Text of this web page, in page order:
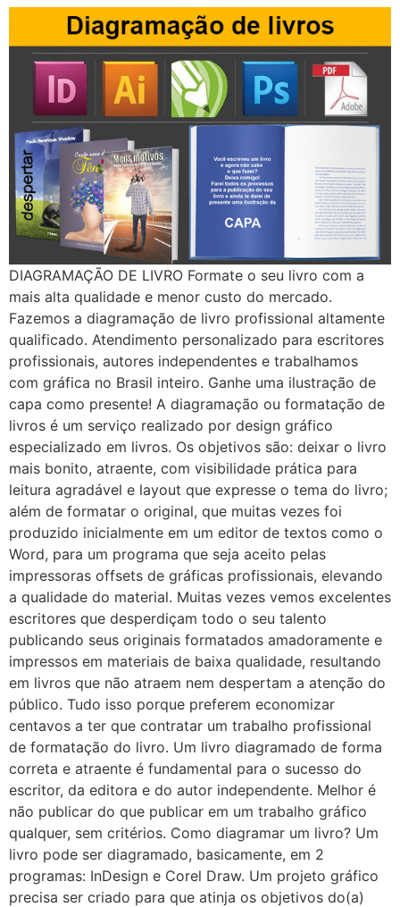
DIAGRAMAÇÃO DE LIVRO Formate o seu livro com a
mais alta qualidade e menor custo do mercado.
Fazemos a diagramação de livro profissional altamente
qualificado. Atendimento personalizado para escritores
profissionais, autores independentes e trabalhamos
com gráfica no Brasil inteiro. Ganhe uma ilustração de
capa como presente! A diagramação ou formatação de
livros é um serviço realizado por design gráfico
especializado em livros. Os objetivos são: deixar o livro
mais bonito, atraente, com visibilidade prática para
leitura agradável e layout que expresse o tema do livro;
além de formatar o original, que muitas vezes foi
produzido inicialmente em um editor de textos como o
Word, para um programa que seja aceito pelas
impressoras offsets de gráficas profissionais, elevando
a qualidade do material. Muitas vezes vemos excelentes
escritores que desperdiçam todo o seu talento
publicando seus originais formatados amadoramente e
impressos em materiais de baixa qualidade, resultando
em livros que não atraem nem despertam a atenção do
público. Tudo isso porque preferem economizar
centavos a ter que contratar um trabalho profissional
de formatação do livro. Um livro diagramado de forma
correta e atraente é fundamental para o sucesso do
escritor, da editora e do autor independente. Melhor é
não publicar do que publicar em um trabalho gráfico
qualquer, sem critérios. Como diagramar um livro? Um
livro pode ser diagramado, basicamente, em 2
programas: InDesign e Corel Draw. Um projeto gráfico
precisa ser criado para que atinja os objetivos do(a)